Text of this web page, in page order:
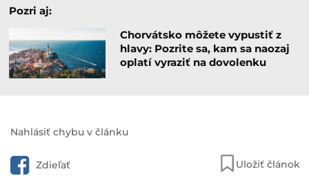
Pozri aj:
Chorvátsko môžete vypustiť z
hlavy: Pozrite sa, kam sa naozaj
oplatí vyraziť na dovolenku
Nahlásiť chybu v článku
Zdieľať Uložiť článok